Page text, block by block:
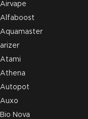
Airvape
Alfaboost
Aquamaster
arizer
Atami
Athena
Autopot
Auxo
Bio Nova